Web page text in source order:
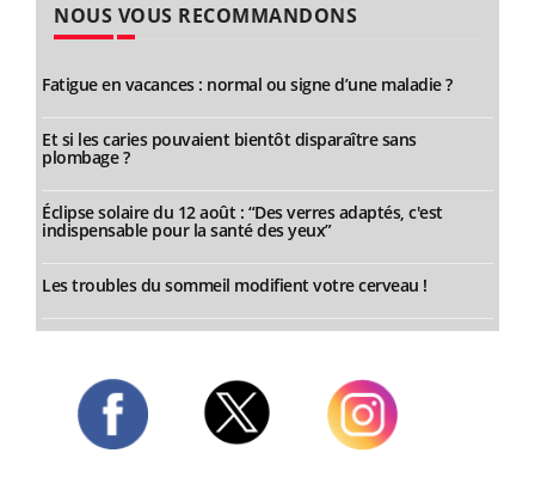
NOUS VOUS RECOMMANDONS
Fatigue en vacances : normal ou signe d’une maladie ?
Et si les caries pouvaient bientôt disparaître sans
plombage ?
Éclipse solaire du 12 août : “Des verres adaptés, c'est
indispensable pour la santé des yeux”
Les troubles du sommeil modifient votre cerveau !